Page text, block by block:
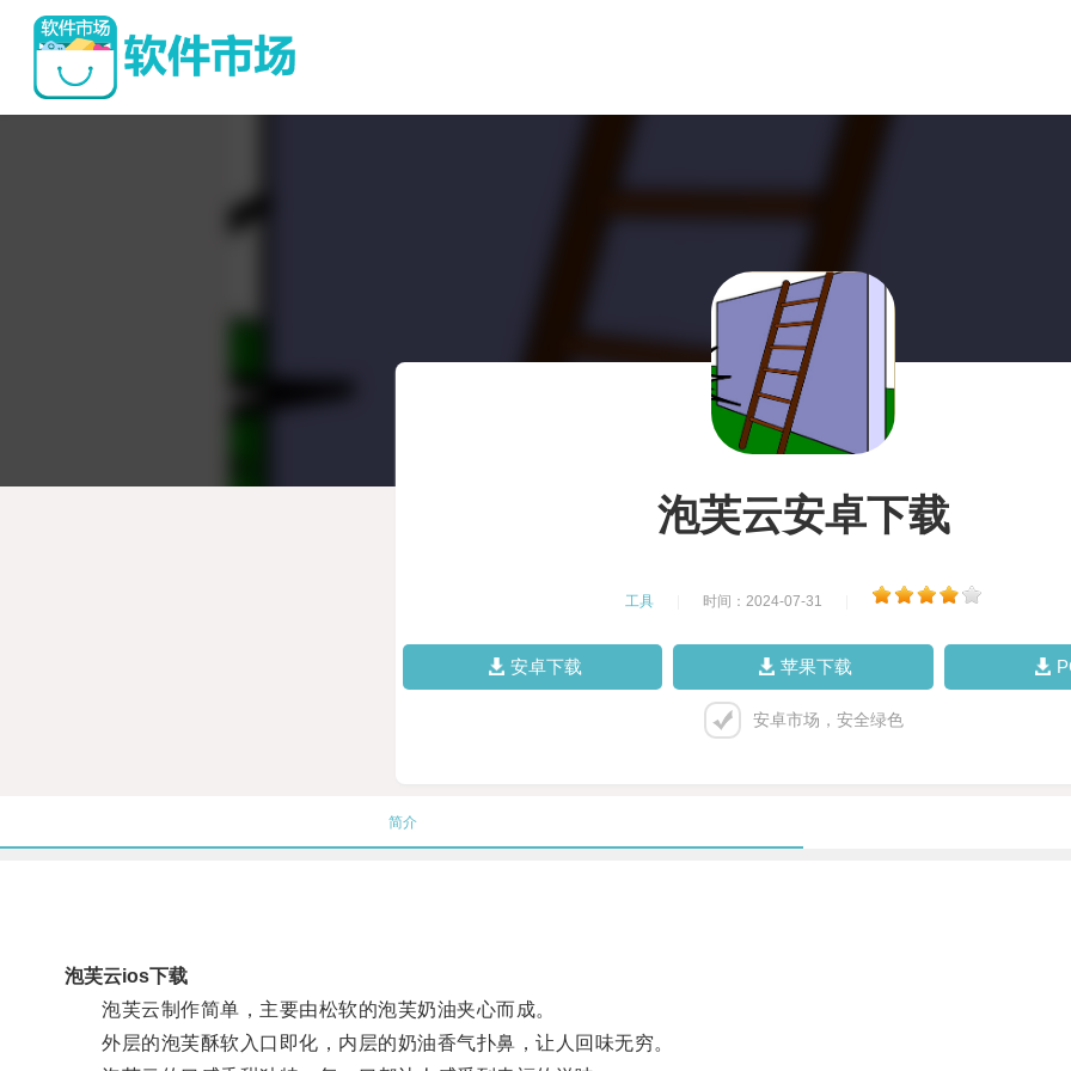
泡芙云安卓下载
工具 时间：2024-07-31
安卓下载 苹果下载
安卓市场，安全绿色
简介
泡芙云ios下载
泡芙云制作简单，主要由松软的泡芙奶油夹心而成。
外层的泡芙酥软入口即化，内层的奶油香气扑鼻，让人回味无穷。